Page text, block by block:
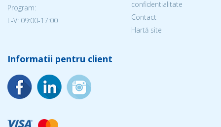
Program:
L-V: 09:00-17:00
confidentialitate
Contact
Hartă site
Informatii pentru client